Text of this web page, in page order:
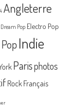
Angleterre
Dream Pop Electro Pop
Indie
Parisphotos
Rock Français